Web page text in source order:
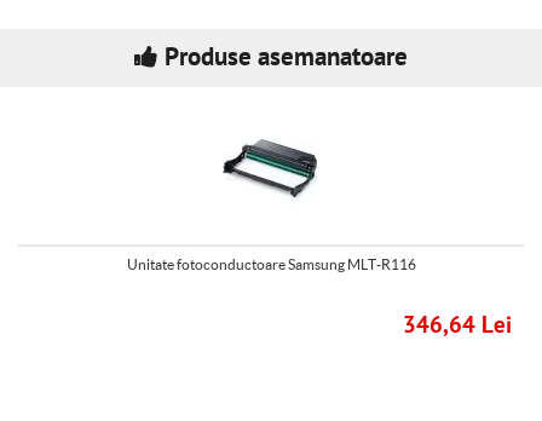
Produse asemanatoare
Unitate fotoconductoare Samsung MLT-R116
346,64 Lei